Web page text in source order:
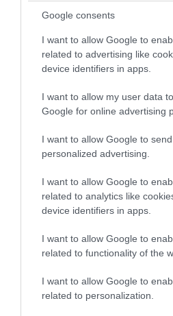
Google consents
I want to allow Google to
related to advertising like
device identifiers in apps.
I want to allow my user data
Google for online advertising
I want to allow Google to
personalized advertising.
I want to allow Google to
related to analytics like
device identifiers in apps.
I want to allow Google to
related to functionality of the
I want to allow Google to
related to personalization.
Ο Γιάννης Αλαφούζος
Κωνσταντίνο Ζούλα από